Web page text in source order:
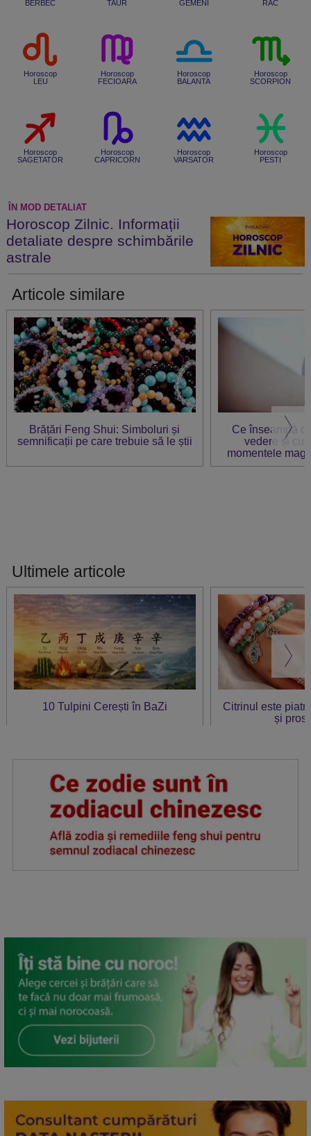
BERBEC TAUR GEMENI RAC
Horoscop
LEU
Horoscop
FECIOARA
Horoscop
BALANTA
Horoscop
SCORPION
Horoscop
SAGETATOR
Horoscop
CAPRICORN
Horoscop
VARSATOR
Horoscop
PESTI
ÎN MOD DETALIAT
Horoscop Zilnic. Informații
detaliate despre schimbările
astrale
Articole similare
Brățări Feng Shui: Simboluri și
semnificații pe care trebuie să le știi
Ce înseamnă
vedere și
momentele
Ultimele articole
10 Tulpini Cerești în BaZi
Citrinul este
și